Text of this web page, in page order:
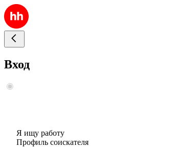
Вход
Я ищу работу
Профиль соискателя